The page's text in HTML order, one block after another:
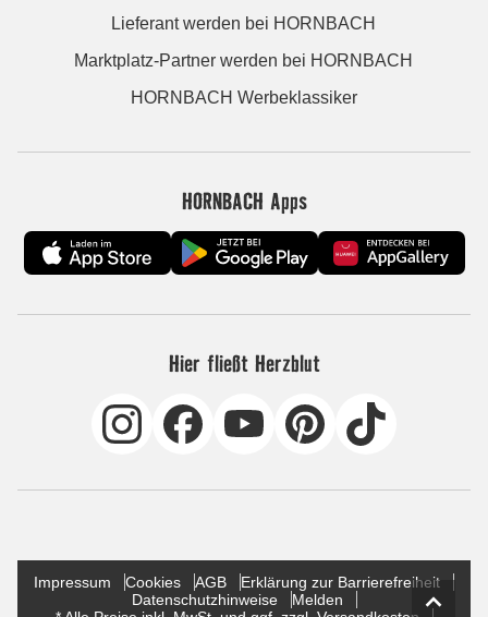
Lieferant werden bei HORNBACH
Marktplatz-Partner werden bei HORNBACH
HORNBACH Werbeklassiker
HORNBACH Apps
Hier fließt Herzblut
Impressum Cookies AGB
Erklärung zur Barrierefreiheit
Datenschutzhinweise
Melden